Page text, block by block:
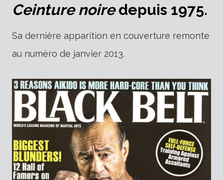
Ceinture noiredepuis 1975.
Sa dernière apparition en couverture remonte
au numéro de janvier 2013.